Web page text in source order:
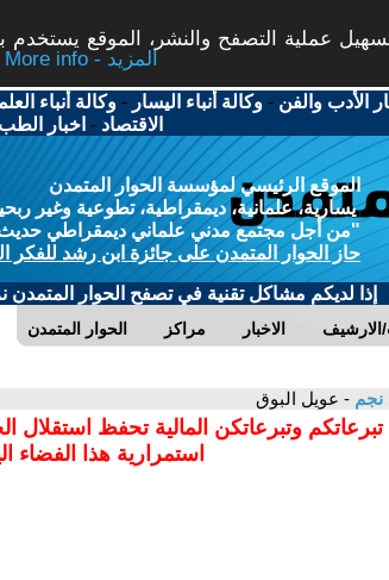
عملية التصفح والنشر، الموقع
More info - المزيد
الأدب والفن -وكالة أنباء اليسار -وكالة أنباء
الاقتصاد - اخبار
الموقع الرئيسي لمؤسسة الحوار المتمدن
يسارية، علمانية، ديمقراطية، تطوعية وغير
"من أجل مجتمع مدني علماني ديمقراطي حديث
حاز الحوار المتمدن على جائزة ابن رشد للفكر
إذا لديكم مشاكل تقنية في تصفح الحوار المتمدن
الحوار المتمدن مراكز الاخبار
نجم - عويل البوق
تبرعاتكم وتبرعاتكن المالية تحفظ استقلال
استمرارية هذا الفضاء